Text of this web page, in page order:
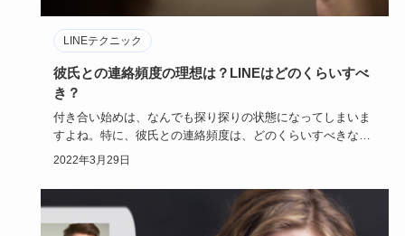
LINEテクニック
彼氏との連絡頻度の理想は？LINEはどのくらいすべ
き？
付き合い始めは、なんでも探り探りの状態になってしまいま
すよね。特に、彼氏との連絡頻度は、どのくらいすべきなの
でしょうか。手…
2022年3月29日